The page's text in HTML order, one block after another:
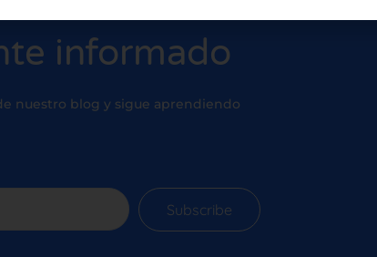
informado
nuestro blog y sigue aprendiendo
Subscribe